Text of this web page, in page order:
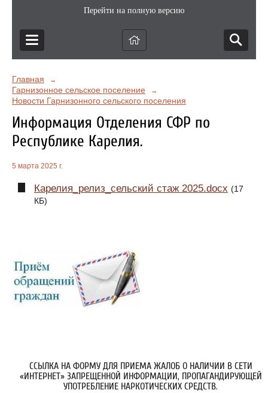
Перейти на полную версию
Главная →
Гарнизонное сельское поселение →
Новости Гарнизонного сельского поселения
Информация Отделения СФР по
Республике Карелия.
5 марта 2025 г.
Карелия_релиз_сельский стаж 2025.docx (17
КБ)
ССЫЛКА НА ФОРМУ ДЛЯ ПРИЕМА ЖАЛОБ О НАЛИЧИИ В СЕТИ
«ИНТЕРНЕТ» ЗАПРЕЩЕННОЙ ИНФОРМАЦИИ, ПРОПАГАНДИРУЮЩЕЙ
УПОТРЕБЛЕНИЕ НАРКОТИЧЕСКИХ СРЕДСТВ.